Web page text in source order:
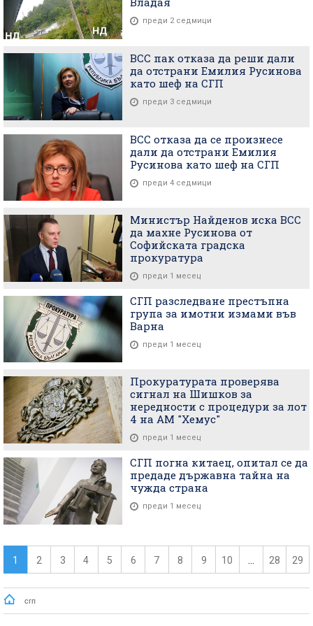
преди 2 седмици
ВСС пак отказа да реши дали
да отстрани Емилия Русинова
като шеф на СГП
преди 3 седмици
ВСС отказа да се произнесе
дали да отстрани Емилия
Русинова като шеф на СГП
преди 4 седмици
Министър Найденов иска ВСС
да махне Русинова от
Софийската градска
прокуратура
преди 1 месец
СГП разследване престъпна
група за имотни измами във
Варна
преди 1 месец
Прокуратурата проверява
сигнал на Шишков за
нередности с процедури за лот
4 на АМ "Хемус"
преди 1 месец
СГП погна китаец, опитал се да
предаде държавна тайна на
чужда страна
преди 1 месец
1 2 3 4 5 6 7 8 9 10 28 29
сгп